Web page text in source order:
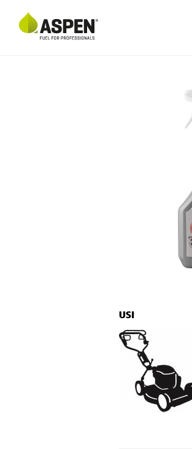
USI